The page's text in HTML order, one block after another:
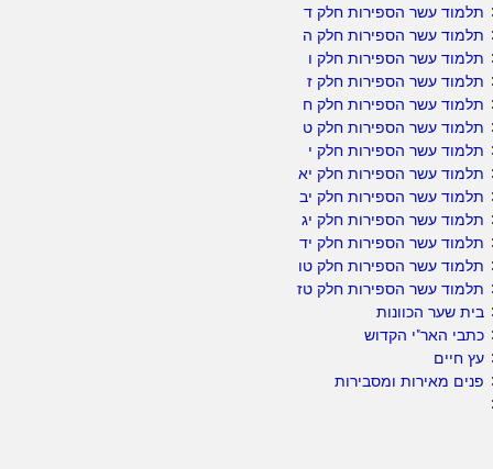
תלמוד עשר הספירות חלק ד
תלמוד עשר הספירות חלק ה
תלמוד עשר הספירות חלק ו
תלמוד עשר הספירות חלק ז
תלמוד עשר הספירות חלק ח
תלמוד עשר הספירות חלק ט
תלמוד עשר הספירות חלק י
תלמוד עשר הספירות חלק יא
תלמוד עשר הספירות חלק יב
תלמוד עשר הספירות חלק יג
תלמוד עשר הספירות חלק יד
תלמוד עשר הספירות חלק טו
תלמוד עשר הספירות חלק טז
בית שער הכוונות
כתבי האר"י הקדוש
עץ חיים
פנים מאירות ומסבירות